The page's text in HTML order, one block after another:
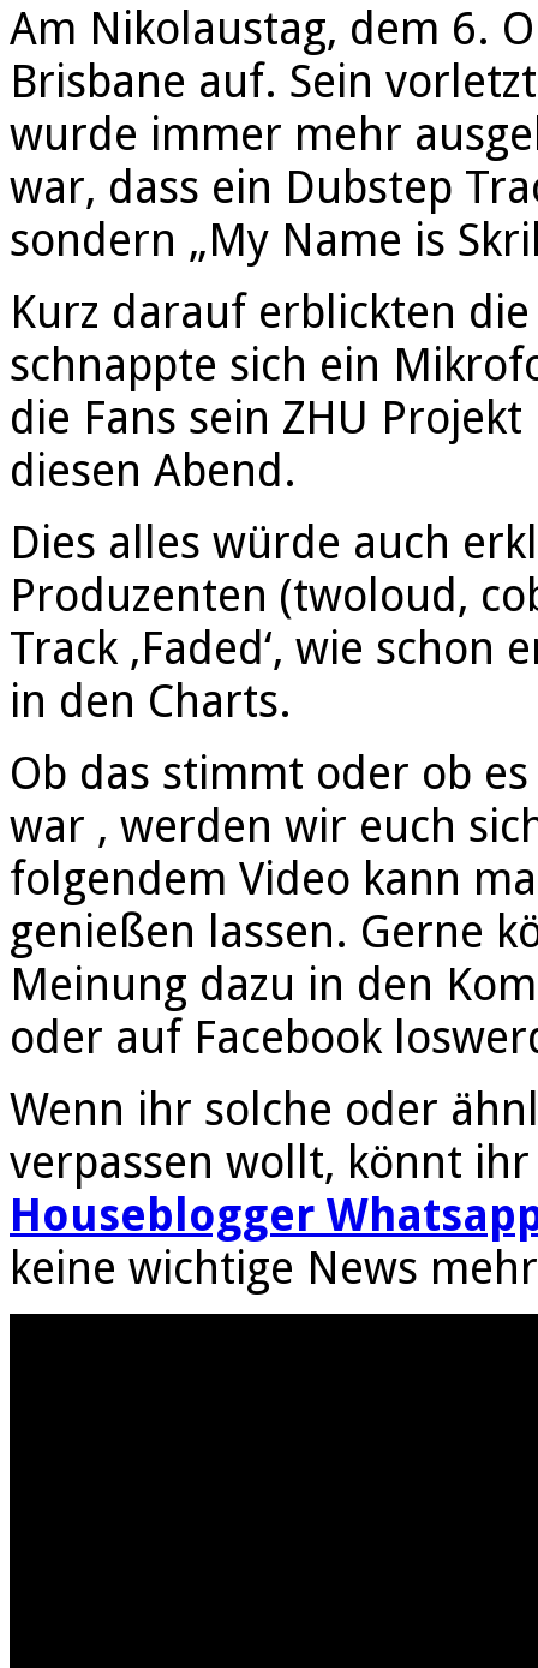
Am Nikolaustag, dem 6.
Brisbane auf. Sein
wurde immer mehr
war, dass ein Dubstep
sondern „My Name is
Kurz darauf erblickten
schnappte sich ein
die Fans sein ZHU
diesen Abend.
Dies alles würde auch
Produzenten (twoloud,
Track ‚Faded‘, wie
in den Charts.
Ob das stimmt oder ob
war , werden wir euch
folgendem Video kann
genießen lassen. Gerne
Meinung dazu in den
oder auf Facebook
Wenn ihr solche oder
verpassen wollt, könnt
Houseblogger
keine wichtige News